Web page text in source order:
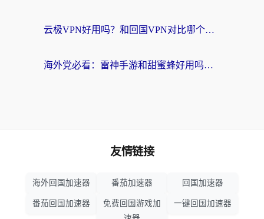
云极VPN好用吗？和回国VPN对比哪个回国效果更好？海外党亲测避坑指南
海外党必看：雷神手游和甜蜜蜂好用吗？3步选对回国加速器无缝刷国内资源
友情链接
海外回国加速器 番茄加速器 回国加速器
番茄回国加速器
免费回国游戏加
一键回国加速器